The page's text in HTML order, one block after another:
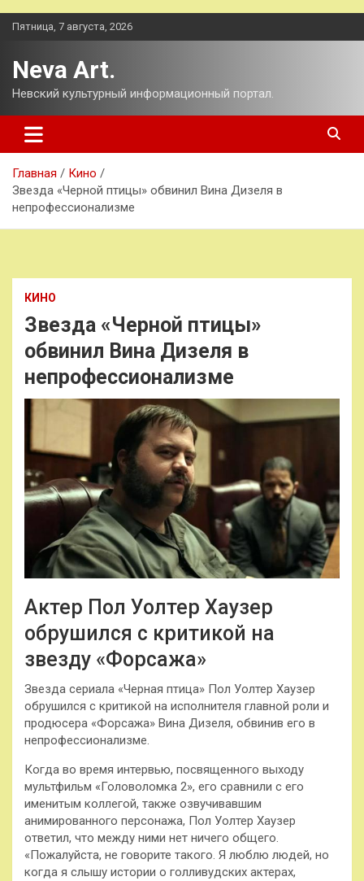
Перейти
Пятница, 7 августа, 2026
Neva Art.
Невский культурный информационный портал.
Главная
Кино
Звезда «Черной птицы» обвинил Вина Дизеля в
непрофессионализме
КИНО
Звезда «Черной птицы»
обвинил Вина Дизеля в
непрофессионализме
Актер Пол Уолтер Хаузер
обрушился с критикой на
звезду «Форсажа»
Звезда сериала «Черная птица» Пол Уолтер Хаузер
обрушился с критикой на исполнителя главной роли и
продюсера «Форсажа» Вина Дизеля, обвинив его в
непрофессионализме.
Когда во время интервью, посвященного выходу
мультфильм «Головоломка 2», его сравнили с его
именитым коллегой, также озвучивавшим
анимированного персонажа, Пол Уолтер Хаузер
ответил, что между ними нет ничего общего.
«Пожалуйста, не говорите такого. Я люблю людей, но
когда я слышу истории о голливудских актерах,